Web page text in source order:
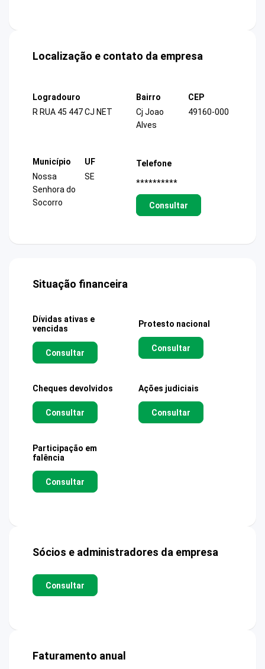
Localização e contato da empresa
Logradouro
R RUA 45 447 CJ NET
Bairro
Cj Joao
Alves
CEP
49160-000
Município
Nossa
Senhora do
Socorro
UF
SE
Telefone
**********
Consultar
Situação financeira
Dívidas ativas e
vencidas
Consultar
Protesto nacional
Consultar
Cheques devolvidos
Consultar
Ações judiciais
Consultar
Participação em
falência
Consultar
Sócios e administradores da empresa
Consultar
Faturamento anual